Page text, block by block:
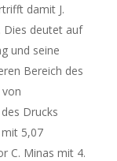
damit J.
Dies deutet auf
und seine
Bereich des
Drucks
5,07
C. Minas mit 4.